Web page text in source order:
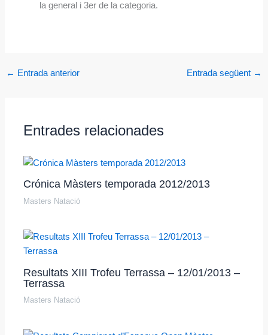
la general i 3er de la categoria.
← Entrada anterior Entrada següent →
Entrades relacionades
Crónica Màsters temporada 2012/2013
Masters Natació
Resultats XIII Trofeu Terrassa – 12/01/2013 –
Terrassa
Masters Natació